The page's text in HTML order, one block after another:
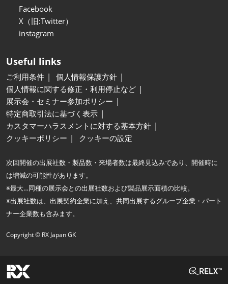
Facebook
X（旧:Twitter）
instagram
Useful links
ご利用条件
個人情報保護方針
個人情報に関する修正・利用停止など
展示会・セミナー参加ポリシー
特定商取引法に基づく表示
カスタマーハラスメントに対する基本方針
クッキーポリシー
クッキーの設定
次回開催の出展社数・製品数・来場者数は最終見込みであり、開催時に
は増減の可能性があります。
※最大…同種の展示会との出展社数および製品展示面積の比較。
※出展社数は、出展契約企業に加え、共同出展するグループ企業・パート
ナー企業数も含みます。
Copyright © RX Japan GK